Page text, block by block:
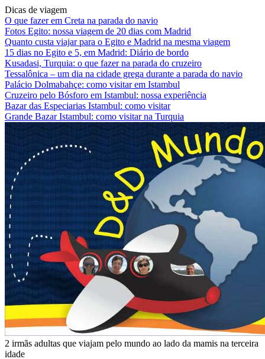
Dicas de viagem
O que fazer em Creta na parada do navio
Fotos Egito: nossa viagem de 20 dias com Madrid
Quanto custa viajar para o Egito e Madrid na mesma viagem
15 dias no Egito e 5, em Madrid: Diário de bordo
Kusadasi, Turquia: o que fazer na parada do cruzeiro
Tessalônica – um dia na cidade grega durante a parada do navio
Palácio Dolmabahçe: como visitar em Istambul
Cruzeiro pelo Bósforo em Istambul: nossa experiência
Bazar das Especiarias Istambul: como visitar
Grande Bazar Istambul: como visitar na Turquia
2 irmãs adultas que viajam pelo mundo ao lado da mamis na terceira
idade